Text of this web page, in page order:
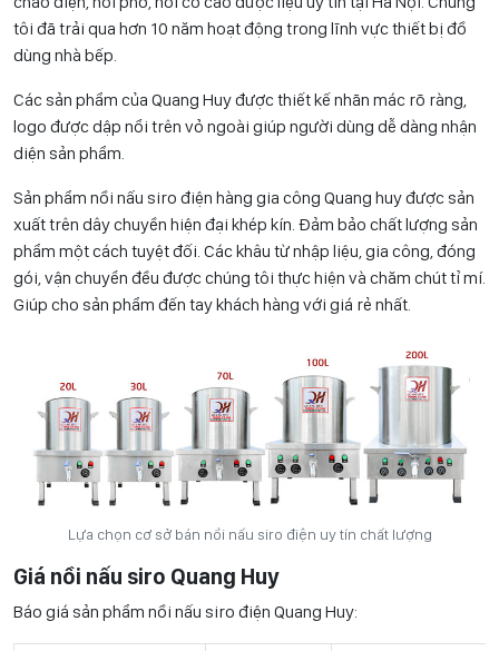
tôi đã trải qua hơn 10 năm hoạt động trong lĩnh vực thiết bị đồ
dùng nhà bếp.
Các sản phẩm của Quang Huy được thiết kế nhãn mác rõ ràng,
logo được dập nổi trên vỏ ngoài giúp người dùng dễ dàng nhận
diện sản phẩm.
Sản phẩm nồi nấu siro điện hàng gia công Quang huy được sản
xuất trên dây chuyền hiện đại khép kín. Đảm bảo chất lượng sản
phẩm một cách tuyệt đối. Các khâu từ nhập liệu, gia công, đóng
gói, vận chuyển đều được chúng tôi thực hiện và chăm chút tỉ mí.
Giúp cho sản phẩm đến tay khách hàng với giá rẻ nhất.
Lựa chọn cơ sở bán nồi nấu siro điện uy tín chất lượng
Giá nồi nấu siro Quang Huy
Báo giá sản phẩm nồi nấu siro điện Quang Huy: